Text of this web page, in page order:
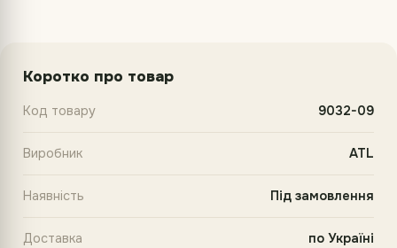
Коротко про товар
Код товару 9032-09
Виробник ATL
Наявність Під замовлення
Доставка по Україні